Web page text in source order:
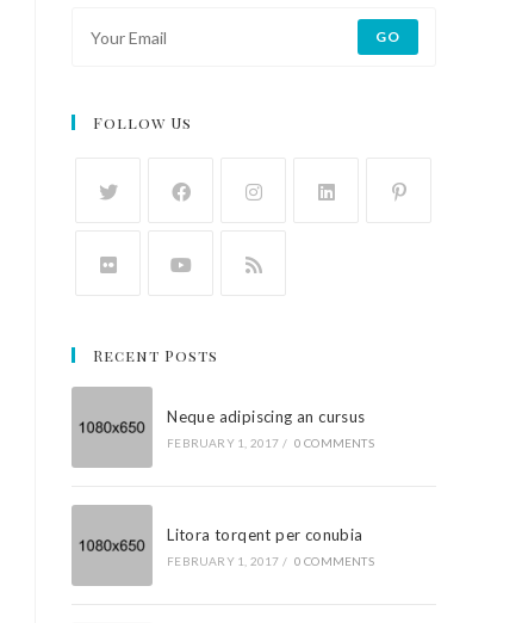
GO
Follow Us
Recent Posts
Neque adipiscing an cursus
FEBRUARY 1, 2017 / 0 COMMENTS
Litora torqent per conubia
FEBRUARY 1, 2017 / 0 COMMENTS